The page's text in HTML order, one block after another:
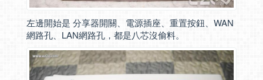
左邊開始是 分享器開關、電源插座、重置按鈕、WAN
網路孔、LAN網路孔，都是八芯沒偷料。